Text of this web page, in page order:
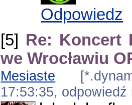
Odpowiedz
[5] Re: Koncert
we Wrocławiu
Mesiaste
17:53:35,